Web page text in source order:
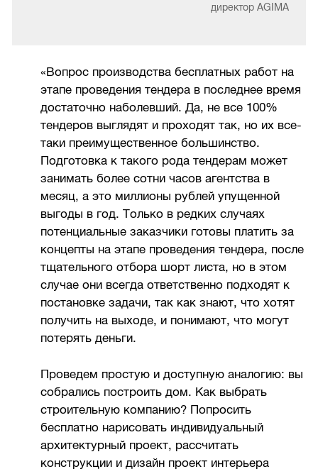
директор AGIMA
«Вопрос производства бесплатных работ на
этапе проведения тендера в последнее время
достаточно наболевший. Да, не все 100%
тендеров выглядят и проходят так, но их все-
таки преимущественное большинство.
Подготовка к такого рода тендерам может
занимать более сотни часов агентства в
месяц, а это миллионы рублей упущенной
выгоды в год. Только в редких случаях
потенциальные заказчики готовы платить за
концепты на этапе проведения тендера, после
тщательного отбора шорт листа, но в этом
случае они всегда ответственно подходят к
постановке задачи, так как знают, что хотят
получить на выходе, и понимают, что могут
потерять деньги.
Проведем простую и доступную аналогию: вы
собрались построить дом. Как выбрать
строительную компанию? Попросить
бесплатно нарисовать индивидуальный
архитектурный проект, рассчитать
конструкции и дизайн проект интерьера